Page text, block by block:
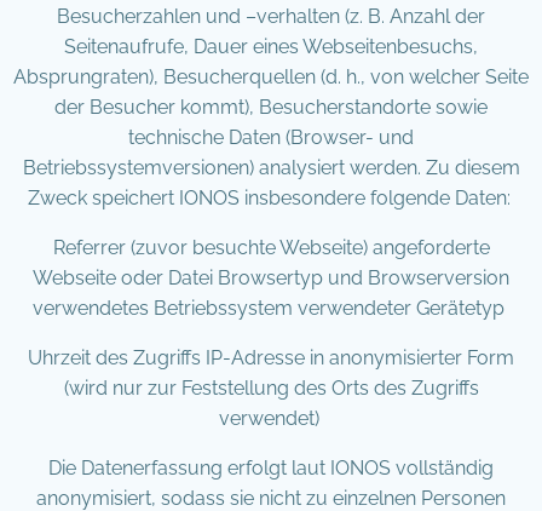
Besucherzahlen und –verhalten (z. B. Anzahl der
Seitenaufrufe, Dauer eines Webseitenbesuchs,
Absprungraten), Besucherquellen (d. h., von welcher Seite
der Besucher kommt), Besucherstandorte sowie
technische Daten (Browser- und
Betriebssystemversionen) analysiert werden. Zu diesem
Zweck speichert IONOS insbesondere folgende Daten:
Referrer (zuvor besuchte Webseite) angeforderte
Webseite oder Datei Browsertyp und Browserversion
verwendetes Betriebssystem verwendeter Gerätetyp
Uhrzeit des Zugriffs IP-Adresse in anonymisierter Form
(wird nur zur Feststellung des Orts des Zugriffs
verwendet)
Die Datenerfassung erfolgt laut IONOS vollständig
anonymisiert, sodass sie nicht zu einzelnen Personen